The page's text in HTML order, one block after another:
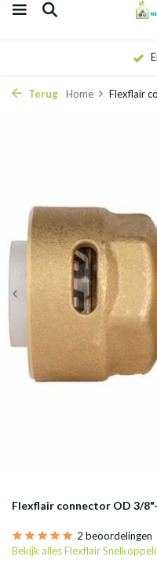
Terug Home Flexflair
Flexflair connector OD 3/
2 beoordelingen
Bekijk alles Flexflair